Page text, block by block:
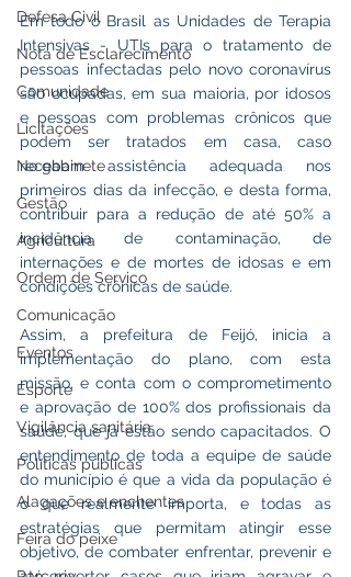
Defesa Civil
Nota de Esclarecimento
Comunidade
Licitações
No gabinete
Gestão
Agricultura
Ordem de Serviço
Comunicação
Eventos
Esporte
Vigilância sanitária
Políticas públicas
Alagações e enchentes
Feira do peixe
Em todo o Brasil as Unidades de Terapia
Intensivas - UTIs para o tratamento de
pessoas infectadas pelo novo coronavírus
são ocupadas, em sua maioria, por idosos
e pessoas com problemas crônicos que
podem ser tratados em casa, caso
recebam assistência adequada nos
primeiros dias da infecção, e desta forma,
contribuir para a redução de até 50% a
incidência de contaminação, de
internações e de mortes de idosas e em
condições crônicas de saúde.
Assim, a prefeitura de Feijó, inicia a
implementação do plano, com esta
missão, e conta com o comprometimento
e aprovação de 100% dos profissionais da
saúde, que já estão sendo capacitados. O
entendimento de toda a equipe de saúde
do município é que a vida da população é
o que realmente importa, e todas as
estratégias que permitam atingir esse
objetivo, de combater enfrentar, prevenir e